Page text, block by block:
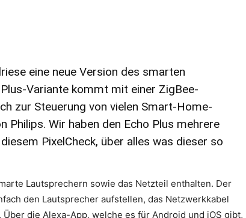
eine neue Version des smarten
Variante kommt mit einer ZigBee-
zur Steuerung von vielen Smart-Home-
Philips. Wir haben den Echo Plus mehrere
PixelCheck, über alles was dieser so
Lautsprechern sowie das Netzteil enthalten. Der
den Lautsprecher aufstellen, das Netzwerkkabel
die Alexa-App, welche es für Android und iOS gibt,